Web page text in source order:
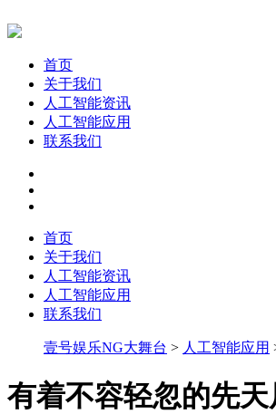
首页
关于我们
人工智能资讯
人工智能应用
联系我们
首页
关于我们
人工智能资讯
人工智能应用
联系我们
壹号娱乐NG大舞台 > 人工智能应用
有着不容轻忽的先天